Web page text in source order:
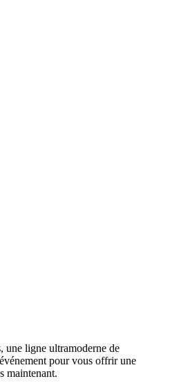
une ligne ultramoderne de
pour vous offrir une
maintenant.